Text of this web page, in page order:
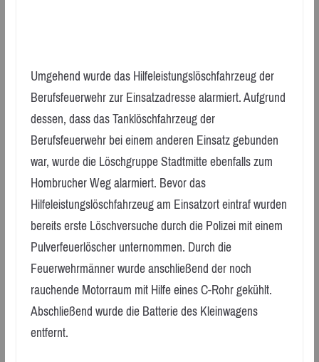
Umgehend wurde das Hilfeleistungslöschfahrzeug der
Berufsfeuerwehr zur Einsatzadresse alarmiert. Aufgrund
dessen, dass das Tanklöschfahrzeug der
Berufsfeuerwehr bei einem anderen Einsatz gebunden
war, wurde die Löschgruppe Stadtmitte ebenfalls zum
Hombrucher Weg alarmiert. Bevor das
Hilfeleistungslöschfahrzeug am Einsatzort eintraf wurden
bereits erste Löschversuche durch die Polizei mit einem
Pulverfeuerlöscher unternommen. Durch die
Feuerwehrmänner wurde anschließend der noch
rauchende Motorraum mit Hilfe eines C-Rohr gekühlt.
Abschließend wurde die Batterie des Kleinwagens
entfernt.